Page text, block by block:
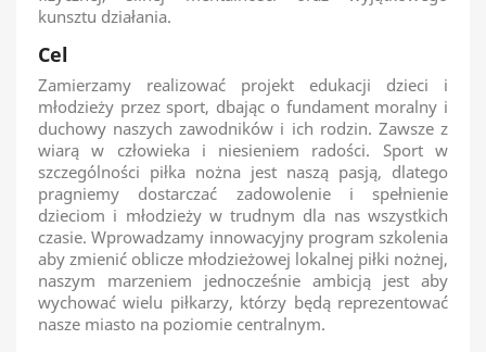
kunsztu działania.
Cel
Zamierzamy realizować projekt edukacji dzieci i
młodzieży przez sport, dbając o fundament moralny i
duchowy naszych zawodników i ich rodzin. Zawsze z
wiarą w człowieka i niesieniem radości. Sport w
szczególności piłka nożna jest naszą pasją, dlatego
pragniemy dostarczać zadowolenie i spełnienie
dzieciom i młodzieży w trudnym dla nas wszystkich
czasie. Wprowadzamy innowacyjny program szkolenia
aby zmienić oblicze młodzieżowej lokalnej piłki nożnej,
naszym marzeniem jednocześnie ambicją jest aby
wychować wielu piłkarzy, którzy będą reprezentować
nasze miasto na poziomie centralnym.